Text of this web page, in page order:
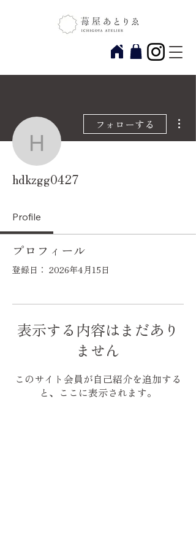
hdkzgg0427
フォローする
hdkzgg0427
Profile
プロフィール
登録日： 2026年4月15日
表示する内容はまだあり
ません
このサイト会員が自己紹介を追加する
と、ここに表示されます。